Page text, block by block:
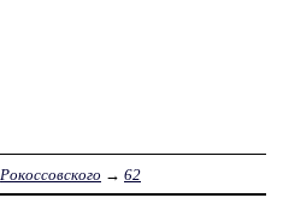
Рокоссовского → 62